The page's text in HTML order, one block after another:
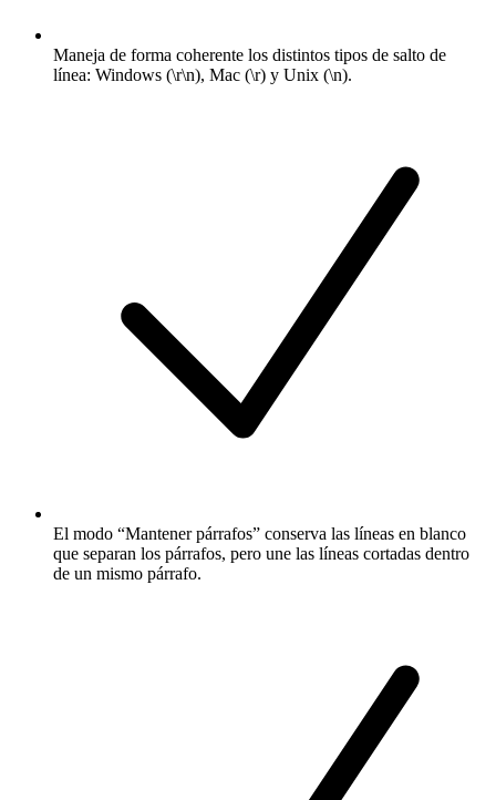
Maneja de forma coherente los distintos tipos de salto de
línea: Windows (\r\n), Mac (\r) y Unix (\n).
El modo “Mantener párrafos” conserva las líneas en blanco
que separan los párrafos, pero une las líneas cortadas dentro
de un mismo párrafo.